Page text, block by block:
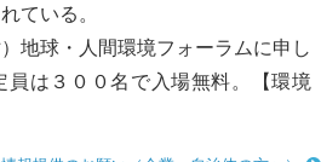
ている。
地球・人間環境フォーラムに申し
員は３００名で入場無料。【環境